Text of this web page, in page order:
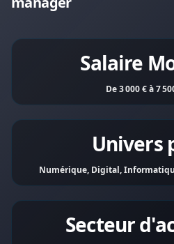
Salaire
De 3 000 € à 7
Univers
Numérique, Digital,
Secteur